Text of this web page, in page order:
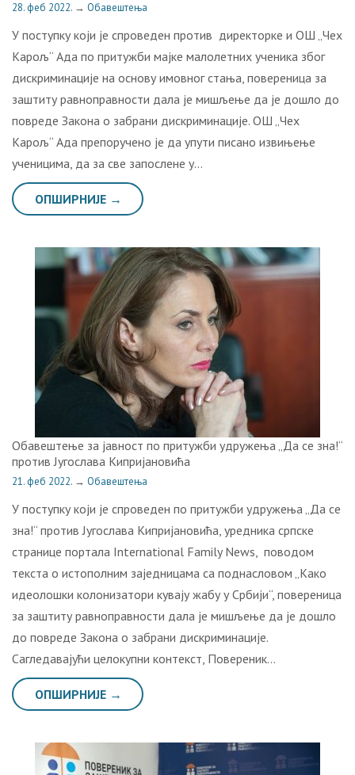
28. феб 2022. → Обавештења
У поступку који je спроведен против директорке и ОШ „Чех
Карољ“ Ада по притужби мајке малолетних ученика због
дискриминације на основу имовног стања, повереница за
заштиту равноправности дала је мишљење да је дошло до
повреде Закона о забрани дискриминације. ОШ „Чех
Карољ“ Ада препоручено је да упути писано извињење
ученицима, да за све запослене у…
ОПШИРНИЈЕ →
Обавештење за јавност пo притужби удружења „Да се зна!“
против Југослава Кипријановића
21. феб 2022. → Обавештења
У поступку који je спроведен по притужби удружења „Да се
зна!“ против Југослава Кипријановића, уредника српске
странице портала International Family News, поводом
текста о истополним заједницама са поднасловом „Како
идеолошки колонизатори кувају жабу у Србији“, повереница
за заштиту равноправности дала је мишљење да је дошло
до повреде Закона о забрани дискриминације.
Сагледавајући целокупни контекст, Повереник…
ОПШИРНИЈЕ →